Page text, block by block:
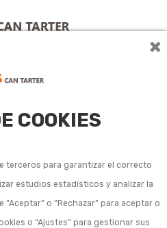
×
COOKIES
terceros para garantizar el correcto
estudios estadísticos y analizar la
o “Rechazar” para aceptar o
o “Ajustes” para gestionar sus
Ver más